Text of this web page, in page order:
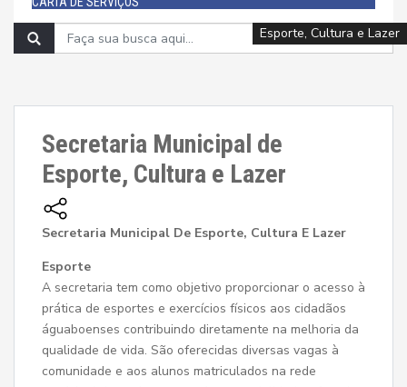
Secretaria Municipal de
Esporte, Cultura e Lazer
Secretaria Municipal De Esporte, Cultura E Lazer
Esporte
A secretaria tem como objetivo proporcionar o acesso à
prática de esportes e exercícios físicos aos cidadãos
águaboenses contribuindo diretamente na melhoria da
qualidade de vida. São oferecidas diversas vagas à
comunidade e aos alunos matriculados na rede
Esporte, Cultura e Lazer
Esporte, Cultura e Lazer
Esporte, Cultura e Lazer
Esporte, Cultura e Lazer
Esporte, Cultura e Lazer
Esporte, Cultura e Lazer
Esporte, Cultura e Lazer
Esporte, Cultura e Lazer
Esporte, Cultura e Lazer